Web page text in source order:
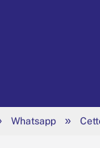
Whatsapp »